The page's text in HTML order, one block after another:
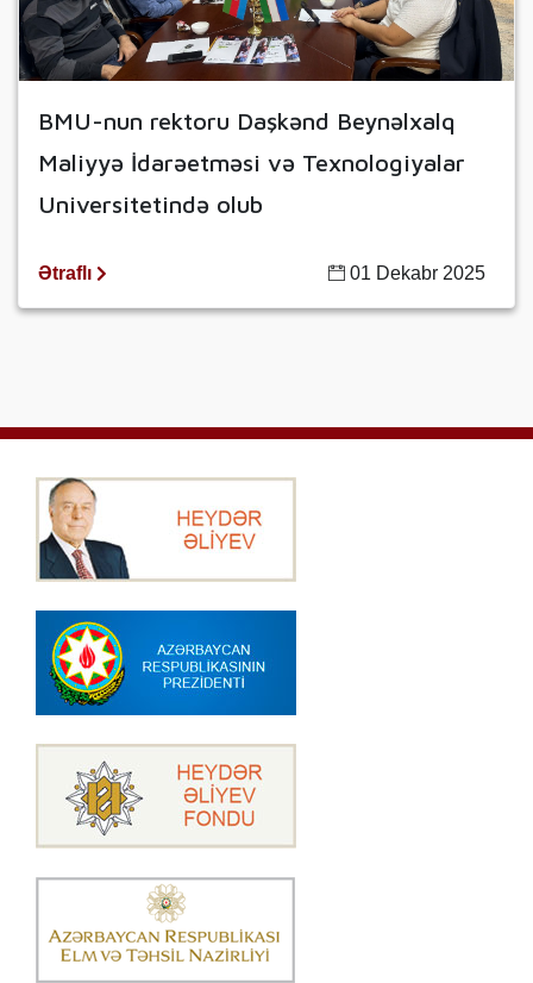
BMU-nun rektoru Daşkənd Beynəlxalq
Maliyyə İdarəetməsi və Texnologiyalar
Universitetində olub
Ətraflı 01 Dekabr 2025